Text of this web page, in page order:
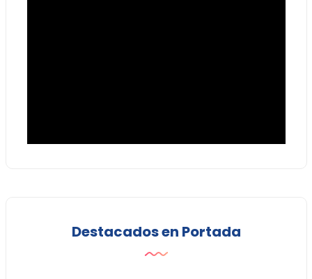
Destacados en Portada